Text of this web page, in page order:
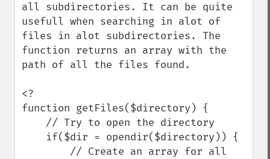
all subdirectories. It can be quite
usefull when searching in alot of
files in alot subdirectories. The
function returns an array with the
path of all the files found.
<?
function getFiles($directory) {